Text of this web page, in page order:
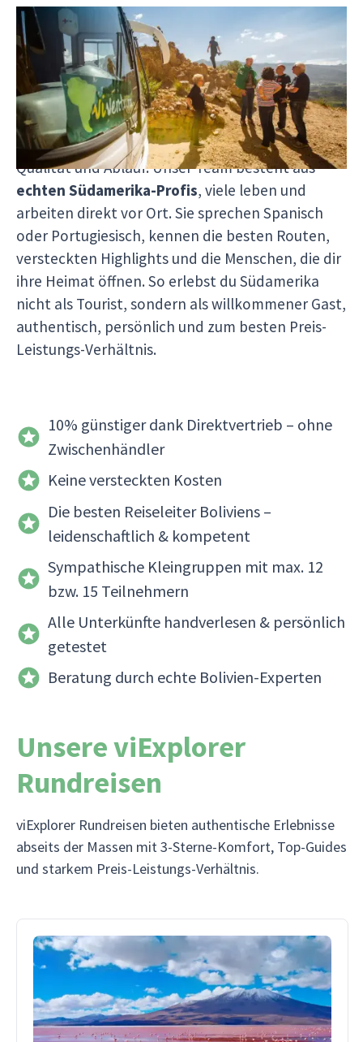
Seit über 25 Jahren lassen wir Südamerika-
Träume Wirklichkeit werden mit Herz, Erfahrung
und echter Leidenschaft. Wir organisieren jede
Reise selbstohne Zwischenhändlerund können
dir so nicht nur rund10 % günstigere Preise
bieten, sondern auch volle Kontrolle über
Qualität und Ablauf. Unser Team besteht aus
echten Südamerika-Profis, viele leben und
arbeiten direkt vor Ort. Sie sprechen Spanisch
oder Portugiesisch, kennen die besten Routen,
versteckten Highlights und die Menschen, die dir
ihre Heimat öffnen. So erlebst du Südamerika
nicht als Tourist, sondern als willkommener Gast,
authentisch, persönlich und zum besten Preis-
Leistungs-Verhältnis.
10% günstiger dank Direktvertrieb – ohne
Zwischenhändler
Keine versteckten Kosten
Die besten Reiseleiter Boliviens –
leidenschaftlich & kompetent
Sympathische Kleingruppen mit max. 12
bzw. 15 Teilnehmern
Alle Unterkünfte handverlesen & persönlich
getestet
Beratung durch echte Bolivien-Experten
Unsere viExplorer
Rundreisen
viExplorer Rundreisen bieten authentische Erlebnisse
abseits der Massen mit 3-Sterne-Komfort, Top-Guides
und starkem Preis-Leistungs-Verhältnis.